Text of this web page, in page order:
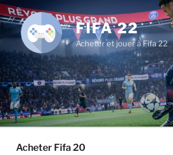
Aller
au
contenu
principal
FIFA 22
Acheter et jouer à Fifa 22
Acheter Fifa 20